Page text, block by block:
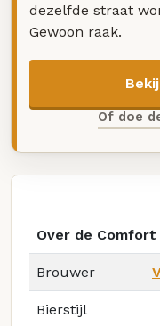
dezelfde straat
Gewoon raak.
Of doe
Over de
Brouwer
Bierstijl